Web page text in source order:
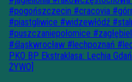
PKO BP Ekstraklasa: Lechia
ŻYWO]